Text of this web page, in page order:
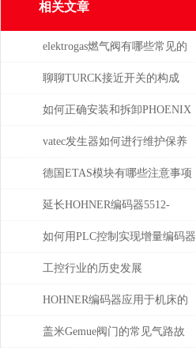
相关文章
elektrogas燃气阀有哪些常见的
故障和问题
聊聊TURCK接近开关的构成
如何正确安装和拆卸PHOENIX
菲尼克斯连接器？
vatec发生器如何进行维护保养
德国ETAS模块有哪些注意事项
延长HOHNER编码器5512-
05FR-0800使用寿命的保养秘诀
如何用PLC控制实现增量编码器
的定位功能？
工控行业的历史发展
HOHNER编码器应用于机床的
位移测量和主轴控制
盖米Gemue阀门的常见气路故